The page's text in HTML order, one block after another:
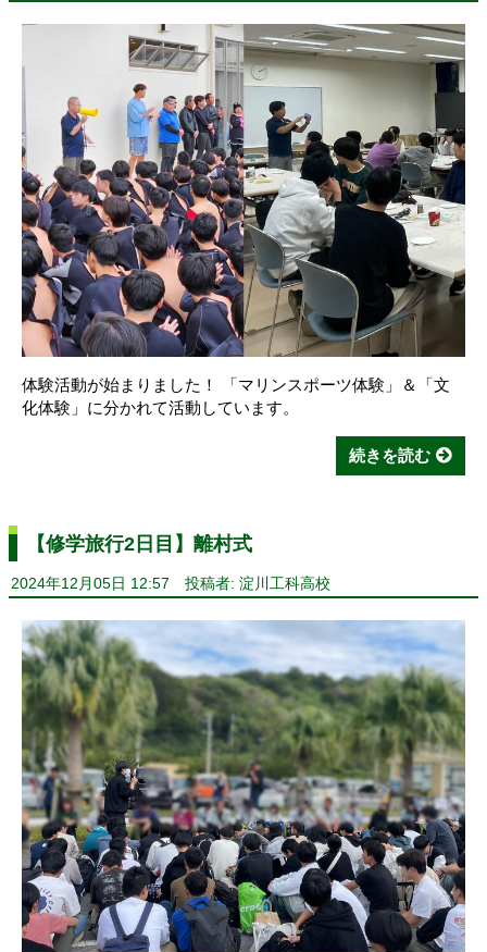
体験活動が始まりました！ 「マリンスポーツ体験」＆「文
化体験」に分かれて活動しています。
続きを読む
【修学旅行2日目】離村式
2024年12月05日 12:57 投稿者: 淀川工科高校